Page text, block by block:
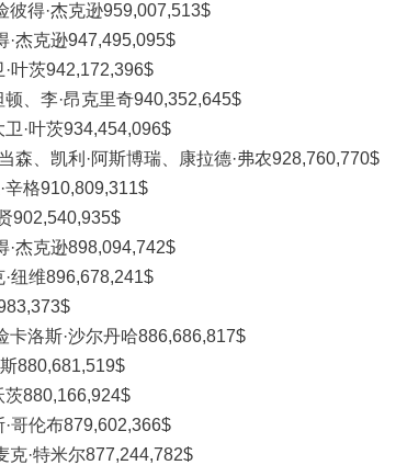
得·杰克逊959,007,513$
·杰克逊947,495,095$
叶茨942,172,396$
、李·昂克里奇940,352,645$
·叶茨934,454,096$
森、凯利·阿斯博瑞、康拉德·弗农928,760,770$
辛格910,809,311$
902,540,935$
·杰克逊898,094,742$
纽维896,678,241$
洛斯·沙尔丹哈886,686,817$
880,681,519$
茨880,166,924$
哥伦布879,602,366$
克·特米尔877,244,782$